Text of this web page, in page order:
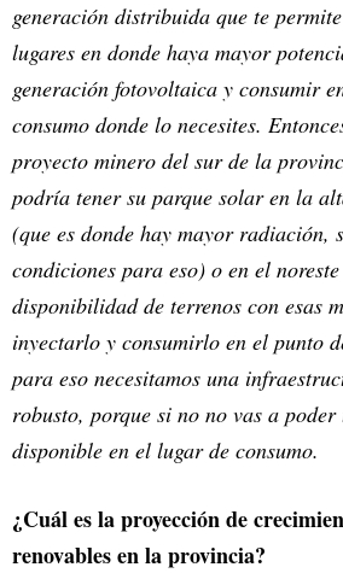
generación distribuida que te
lugares en donde haya mayor
generación fotovoltaica y consumir
consumo donde lo necesites.
proyecto minero del sur de la
podría tener su parque solar en la
(que es donde hay mayor radiación,
condiciones para eso) o en el
disponibilidad de terrenos con esas
inyectarlo y consumirlo en el punto
para eso necesitamos una
robusto, porque si no no vas a
disponible en el lugar de consumo.
¿Cuál es la proyección de
renovables en la provincia?